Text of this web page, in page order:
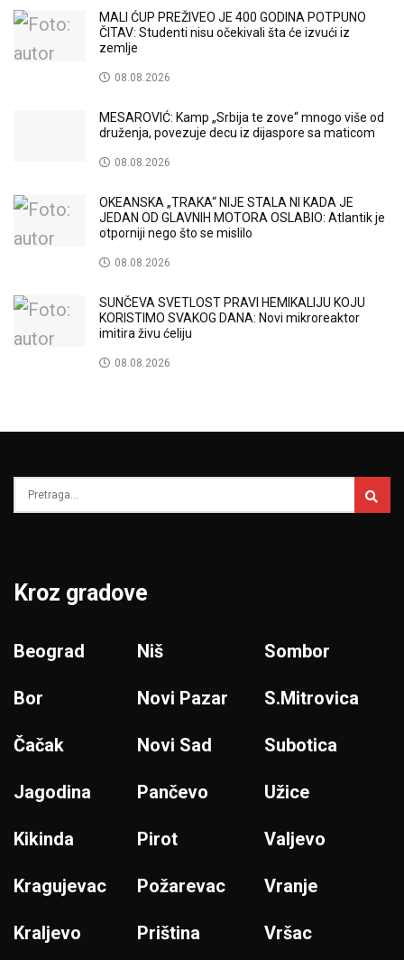
MALI ĆUP PREŽIVEO JE 400 GODINA POTPUNO
ČITAV: Studenti nisu očekivali šta će izvući iz
zemlje
08.08.2026
MESAROVIĆ: Kamp „Srbija te zove“ mnogo više od
druženja, povezuje decu iz dijaspore sa maticom
08.08.2026
OKEANSKA „TRAKA“ NIJE STALA NI KADA JE
JEDAN OD GLAVNIH MOTORA OSLABIO: Atlantik je
otporniji nego što se mislilo
08.08.2026
SUNČEVA SVETLOST PRAVI HEMIKALIJU KOJU
KORISTIMO SVAKOG DANA: Novi mikroreaktor
imitira živu ćeliju
08.08.2026
Kroz gradove
Beograd
Bor
Čačak
Jagodina
Kikinda
Kragujevac
Kraljevo
Niš
Novi Pazar
Novi Sad
Pančevo
Pirot
Požarevac
Priština
Sombor
S.Mitrovica
Subotica
Užice
Valjevo
Vranje
Vršac